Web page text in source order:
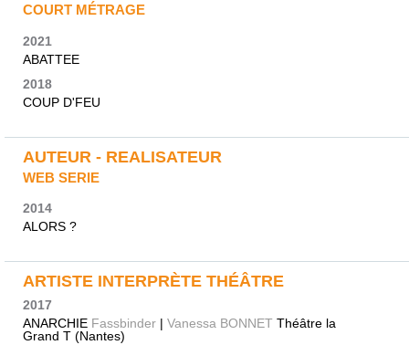
COURT MÉTRAGE
2021
ABATTEE
2018
COUP D'FEU
AUTEUR - REALISATEUR
WEB SERIE
2014
ALORS ?
ARTISTE INTERPRÈTE THÉÂTRE
2017
ANARCHIE Fassbinder | Vanessa BONNET Théâtre la
Grand T (Nantes)